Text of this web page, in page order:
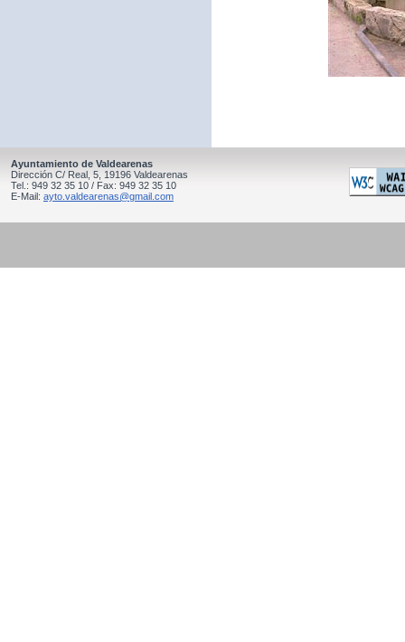
Ayuntamiento de Valdearenas
Dirección C/ Real, 5, 19196 Valdearenas
Tel.: 949 32 35 10 / Fax: 949 32 35 10
E-Mail: ayto.valdearenas@gmail.com